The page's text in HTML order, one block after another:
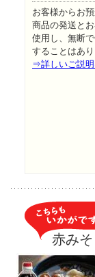
お客様からお
商品の発送と
使用し、無断
することはあ
⇒詳しいご説
赤み